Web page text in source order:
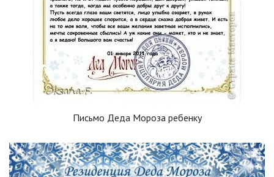
Письмо Деда Мороза ребенку